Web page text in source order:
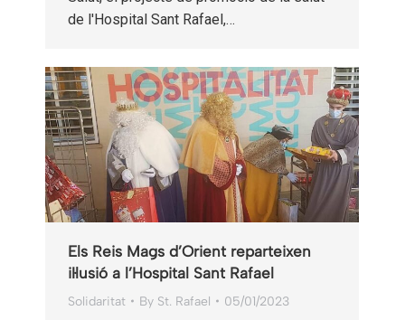
de l'Hospital Sant Rafael,…
Els Reis Mags d’Orient reparteixen
il·lusió a l’Hospital Sant Rafael
Solidaritat By St. Rafael 05/01/2023